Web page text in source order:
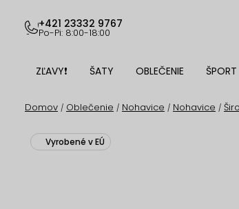
obsah
+421 23332 9767
Po-Pi: 8:00-18:00
ZĽAVY❗ ŠATY OBLEČENIE ŠPORT
Domov / Oblečenie / Nohavice / Nohavice /
Vyrobené v EÚ